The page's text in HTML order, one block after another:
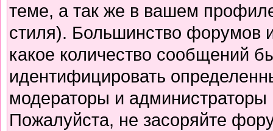
теме, а так же в вашем
стиля). Большинство форумов
какое количество сообщений
идентифицировать
модераторы и
Пожалуйста, не засоряйте